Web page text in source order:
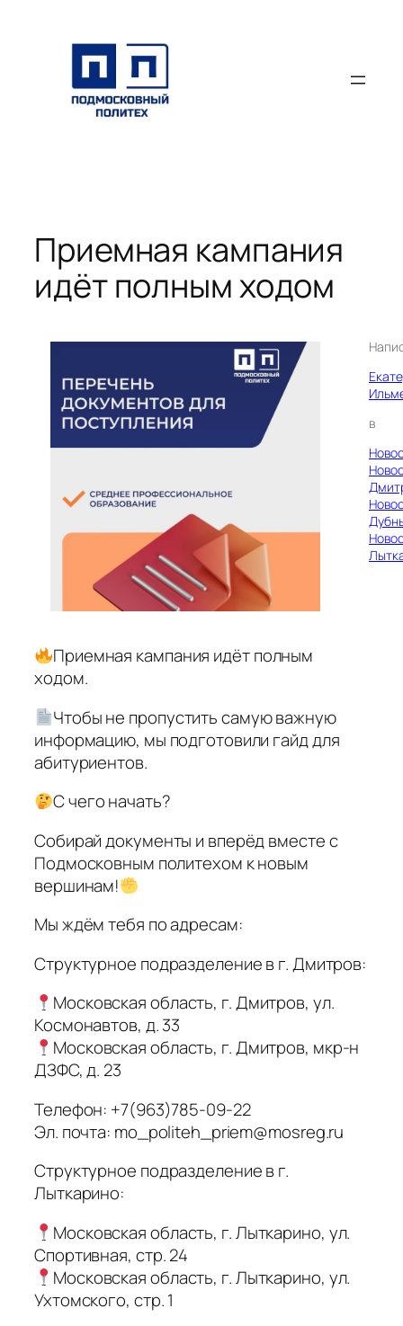
содержимому
Приемная кампания
идёт полным ходом
в
Приемная кампания идёт полным
ходом.
Чтобы не пропустить самую важную
информацию, мы подготовили гайд для
абитуриентов.
С чего начать?
Собирай документы и вперёд вместе с
Подмосковным политехом к новым
вершинам!
Мы ждём тебя по адресам:
Структурное подразделение в г. Дмитров:
Московская область, г. Дмитров, ул.
Космонавтов, д. 33
Московская область, г. Дмитров, мкр-н
ДЗФС, д. 23
Телефон: +7(963)785-09-22
Эл. почта: mo_politeh_priem@mosreg.ru
Структурное подразделение в г.
Лыткарино:
Московская область, г. Лыткарино, ул.
Спортивная, стр. 24
Московская область, г. Лыткарино, ул.
Ухтомского, стр. 1